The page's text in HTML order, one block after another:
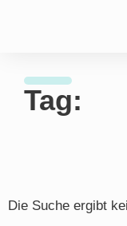
Tag:
Die Suche ergibt